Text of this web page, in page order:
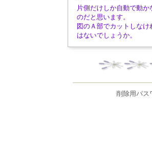
片側だけしか自動で動
のだと思います。
図のＡ部でカットしな
はないでしょうか。
削除用パス